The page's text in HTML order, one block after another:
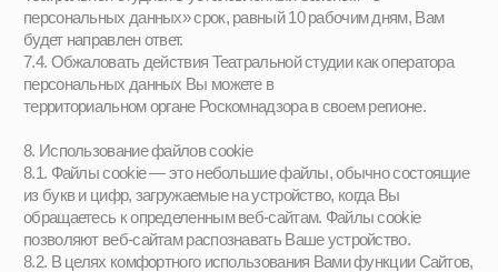
Направления
Группа «4-6»
Группа «7-9»
Группа «10-13»
Группа «14-17»
Интенсив «12-16»
Летний интенсив, 2026
О студии Социальные
сети
Поколение Оперение, 2026. Все права
защищены. Копирование с сайта